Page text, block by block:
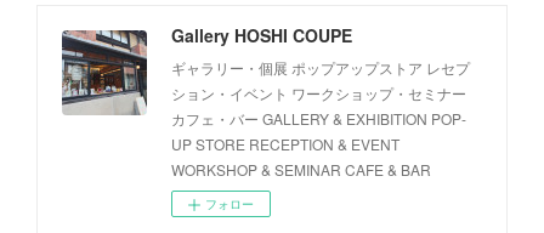
Gallery HOSHI COUPE
ギャラリー・個展 ポップアップストア レセプ
ション・イベント ワークショップ・セミナー
カフェ・バー GALLERY & EXHIBITION POP-
UP STORE RECEPTION & EVENT
WORKSHOP & SEMINAR CAFE & BAR
フォロー